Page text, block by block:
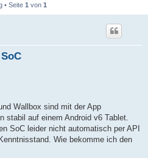
• Seite 1 von 1
Wallbox sind mit der App
stabil auf einem Android v6 Tablet.
SoC leider nicht automatisch per API
Wie bekomme ich den